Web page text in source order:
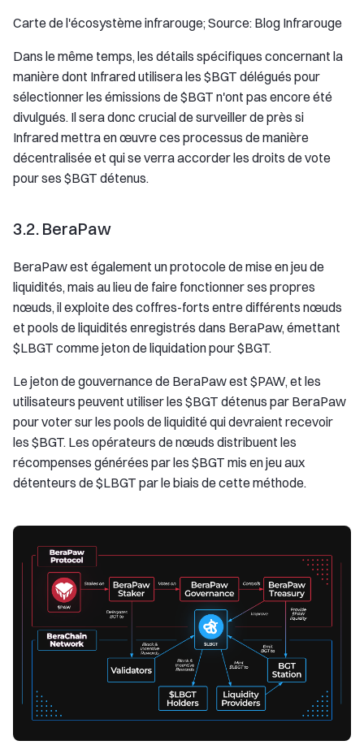
Carte de l'écosystème infrarouge; Source: Blog Infrarouge
Dans le même temps, les détails spécifiques concernant la
manière dont Infrared utilisera les $BGT délégués pour
sélectionner les émissions de $BGT n'ont pas encore été
divulgués. Il sera donc crucial de surveiller de près si
Infrared mettra en œuvre ces processus de manière
décentralisée et qui se verra accorder les droits de vote
pour ses $BGT détenus.
3.2. BeraPaw
BeraPaw est également un protocole de mise en jeu de
liquidités, mais au lieu de faire fonctionner ses propres
nœuds, il exploite des coffres-forts entre différents nœuds
et pools de liquidités enregistrés dans BeraPaw, émettant
$LBGT comme jeton de liquidation pour $BGT.
Le jeton de gouvernance de BeraPaw est $PAW, et les
utilisateurs peuvent utiliser les $BGT détenus par BeraPaw
pour voter sur les pools de liquidité qui devraient recevoir
les $BGT. Les opérateurs de nœuds distribuent les
récompenses générées par les $BGT mis en jeu aux
détenteurs de $LBGT par le biais de cette méthode.